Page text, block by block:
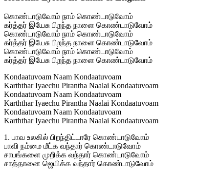
கொண்டாடுவோம் நாம் கொண்டாடுவோம்
கர்த்தர் இயேசு பிறந்த நாளை கொண்டாடுவோம்
கொண்டாடுவோம் நாம் கொண்டாடுவோம்
கர்த்தர் இயேசு பிறந்த நாளை கொண்டாடுவோம்
கொண்டாடுவோம் நாம் கொண்டாடுவோம்
கர்த்தர் இயேசு பிறந்த நாளை கொண்டாடுவோம்
Kondaatuvoam Naam Kondaatuvoam
Karththar Iyaechu Pirantha Naalai Kondaatuvoam
Kondaatuvoam Naam Kondaatuvoam
Karththar Iyaechu Pirantha Naalai Kondaatuvoam
Kondaatuvoam Naam Kondaatuvoam
Karththar Iyaechu Pirantha Naalai Kondaatuvoam
1. பாவ உலகில் பிறந்திட்டாரே கொண்டாடுவோம்
பாவி நம்மை மீட்க வந்தார் கொண்டாடுவோம்
சாபங்களை முறிக்க வந்தார் கொண்டாடுவோம்
சாத்தானை ஜெயிக்க வந்தார் கொண்டாடுவோம்